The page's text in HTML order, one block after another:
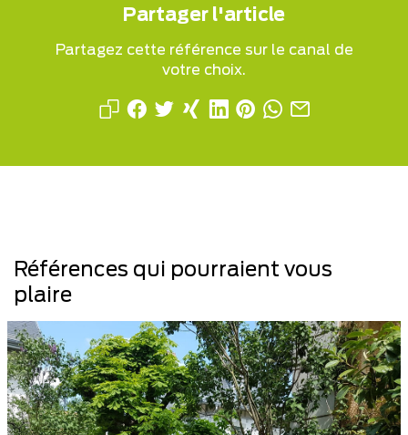
Partager l'article
Partagez cette référence sur le canal de
votre choix.
Références qui pourraient vous
plaire